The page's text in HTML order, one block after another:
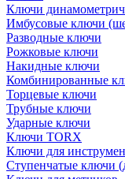
Ключи
Имбусовые ключи
Разводные ключи
Рожковые ключи
Накидные ключи
Комбинированные
Торцевые ключи
Трубные ключи
Ударные ключи
Ключи TORX
Ключи для
Ступенчатые ключи